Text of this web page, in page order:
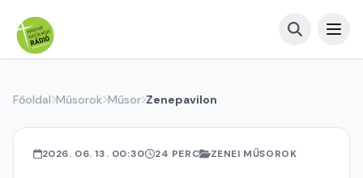
Főoldal Műsorok Műsor Zenepavilon
2026. 06. 13. 00:30 24 PERC ZENEI MŰSOROK